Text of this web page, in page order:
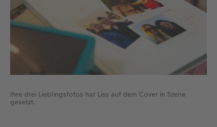
Gestaltungsideen
Anleitungen & Hilfe
Inspiration
Neuheiten
Extras
Mehrteiler
im Wunschformat
Neuheiten
Einzelkarten
Digitale Grußkarte
CEWE myPhotos
CEWE Geschenkgutschein
CEWE myPhotos
Neuheiten
Ihre drei Lieblingsfotos hat Liss auf dem Cover in Szene
gesetzt.